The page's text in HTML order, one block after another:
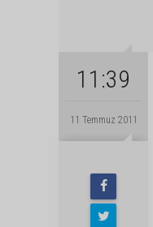
11:39
11 Temmuz 2011